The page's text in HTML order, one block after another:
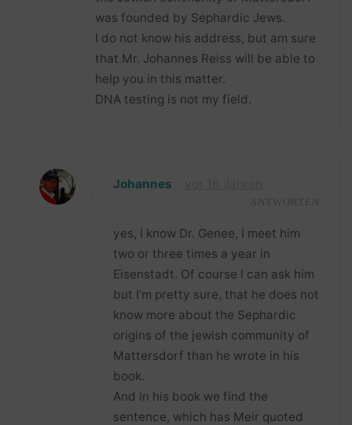
was founded by Sephardic Jews.
I do not know his address, but am sure
that Mr. Johannes Reiss will be able to
help you in this matter.
DNA testing is not my field.
Johannes
yes, I know Dr. Genee, I meet him
two or three times a year in
Eisenstadt. Of course I can ask him
but I’m pretty sure, that he does not
know more about the Sephardic
origins of the jewish community of
Mattersdorf than he wrote in his
book.
And in his book we find the
sentence, which has Meir quoted